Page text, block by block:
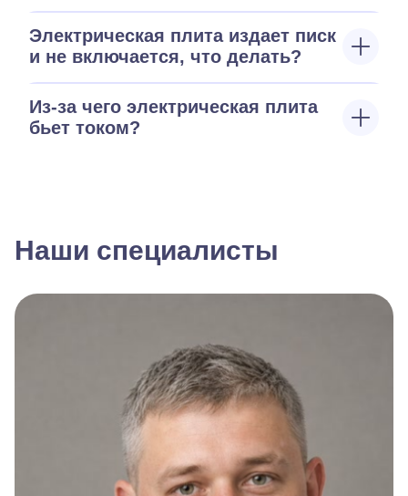
Электрическая плита издает писк
и не включается, что делать?
Из-за чего электрическая плита
бьет током?
Наши специалисты